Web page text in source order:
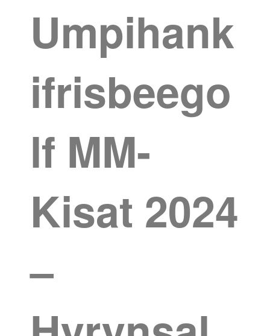
Umpihank
ifrisbeego
lf MM-
Kisat 2024
–